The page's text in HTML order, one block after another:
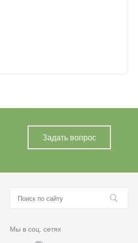
Задать вопрос
Мы в соц. сетях